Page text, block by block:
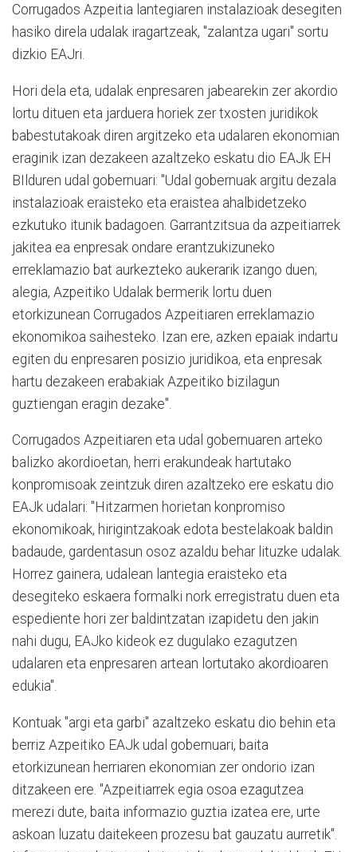
Corrugados Azpeitia lantegiaren instalazioak desegiten
hasiko direla udalak iragartzeak, "zalantza ugari" sortu
dizkio EAJri.
Hori dela eta, udalak enpresaren jabearekin zer akordio
lortu dituen eta jarduera horiek zer txosten juridikok
babestutakoak diren argitzeko eta udalaren ekonomian
eraginik izan dezakeen azaltzeko eskatu dio EAJk EH
BIlduren udal gobernuari: "Udal gobernuak argitu dezala
instalazioak eraisteko eta eraistea ahalbidetzeko
ezkutuko itunik badagoen. Garrantzitsua da azpeitiarrek
jakitea ea enpresak ondare erantzukizuneko
erreklamazio bat aurkezteko aukerarik izango duen;
alegia, Azpeitiko Udalak bermerik lortu duen
etorkizunean Corrugados Azpeitiaren erreklamazio
ekonomikoa saihesteko. Izan ere, azken epaiak indartu
egiten du enpresaren posizio juridikoa, eta enpresak
hartu dezakeen erabakiak Azpeitiko bizilagun
guztiengan eragin dezake".
Corrugados Azpeitiaren eta udal gobernuaren arteko
balizko akordioetan, herri erakundeak hartutako
konpromisoak zeintzuk diren azaltzeko ere eskatu dio
EAJk udalari: "Hitzarmen horietan konpromiso
ekonomikoak, hirigintzakoak edota bestelakoak baldin
badaude, gardentasun osoz azaldu behar lituzke udalak.
Horrez gainera, udalean lantegia eraisteko eta
desegiteko eskaera formalki nork erregistratu duen eta
espediente hori zer baldintzatan izapidetu den jakin
nahi dugu, EAJko kideok ez dugulako ezagutzen
udalaren eta enpresaren artean lortutako akordioaren
edukia".
Kontuak "argi eta garbi" azaltzeko eskatu dio behin eta
berriz Azpeitiko EAJk udal gobernuari, baita
etorkizunean herriaren ekonomian zer ondorio izan
ditzakeen ere. "Azpeitiarrek egia osoa ezagutzea
merezi dute, baita informazio guztia izatea ere, urte
askoan luzatu daitekeen prozesu bat gauzatu aurretik".